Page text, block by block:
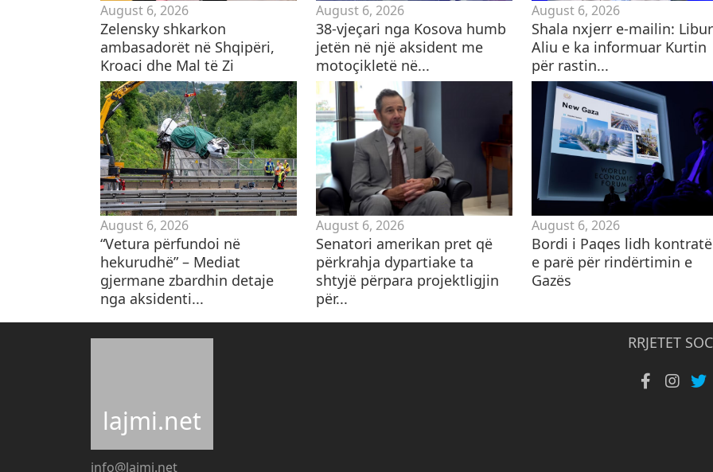
August 6, 2026
Zelensky shkarkon
ambasadorët në Shqipëri,
Kroaci dhe Mal të Zi
August 6, 2026
38-vjeçari nga Kosova humb
jetën në një aksident me
motoçikletë në...
August 6, 2026
Shala nxjerr e-mailin:
Aliu e ka informuar Kurtin
për rastin...
August 6, 2026
“Vetura përfundoi në
hekurudhë” – Mediat
gjermane zbardhin detaje
nga aksidenti...
August 6, 2026
Senatori amerikan pret që
përkrahja dypartiake ta
shtyjë përpara projektligjin
për...
August 6, 2026
Bordi i Paqes lidh
e parë për rindërtimin e
Gazës
lajmi.net
info@lajmi.net
RRJETET